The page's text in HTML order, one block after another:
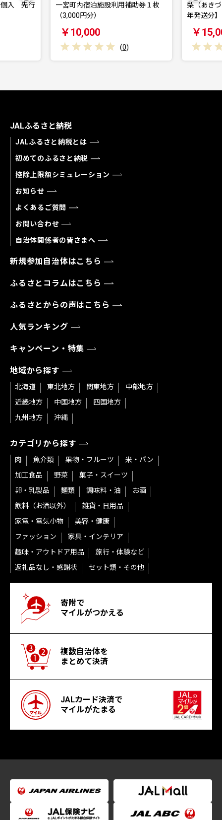
個入 先行
一宮町内宿泊施設利用補助券１枚
（3,000円分）
￥10,000
(0)
梨（あき
年発送分】
￥
JALふるさと納税
JALふるさと納税とは
初めてのふるさと納税
控除上限額シミュレーション
お知らせ
よくあるご質問
お問い合わせ
自治体関係者の皆さまへ
新規参加自治体はこちら
ふるさとコラムはこちら
ふるさとからの声はこちら
人気ランキング
キャンペーン・特集
地域から探す
北海道 東北地方 関東地方
中部地方
近畿地方
中国地方
四国地方
九州地方
沖縄
カテゴリから探す
肉 魚介類 果物・フルーツ
米・パン
加工食品
野菜
菓子・スイーツ
卵・乳製品
麺類 調味料・油
お酒
飲料（お酒以外）
雑貨・日用品
家電・電気小物
美容・健康
ファッション
家具・インテリア
趣味・アウトドア用品
旅行・体験など
返礼品なし・感謝状
セット類・その他
寄附で
マイルがつかえる
複数自治体を
まとめて決済
JALカード決済で
マイルがたまる